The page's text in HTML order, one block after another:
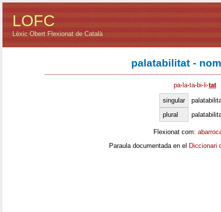
LOFC
Lèxic Obert Flexionat de Català
palatabilitat -
pa· la·ta· bi· li·tat
singular
plural
Flexionat com:
Paraula documentada en el Diccionari